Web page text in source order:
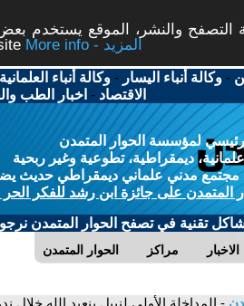
والنشر، الموقع يستخدم
More info - المزيد
-وكالة أنباء اليسار -وكالة أنباء العلمانية
الاقتصاد - اخبار الطب
لمؤسسة الحوار المتمدن
ديمقراطية، تطوعية وغير ربحية
مدني علماني ديمقراطي حديث يضمن
المتمدن على جائزة ابن رشد للفكر الحر
تقنية في تصفح الحوار المتمدن نرجو
الحوار المتمدن مراكز الاخبار
- المداخلة الأولى لنبيل بنعبد الله